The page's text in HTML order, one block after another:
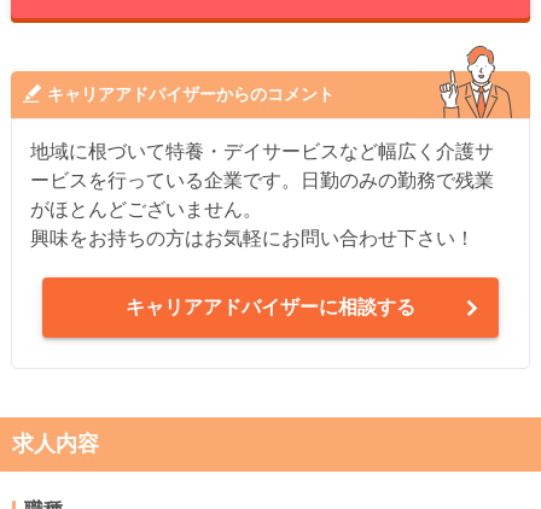
キャリアアドバイザーからのコメント
地域に根づいて特養・デイサービスなど幅広く介護サ
ービスを行っている企業です。日勤のみの勤務で残業
がほとんどございません。
興味をお持ちの方はお気軽にお問い合わせ下さい！
キャリアアドバイザーに相談する
求人内容